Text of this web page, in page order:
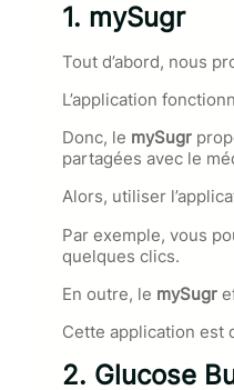
1. mySugr
Tout d’abord, nous
L’application
Donc, le mySugr
partagées avec le
Alors, utiliser
Par exemple, vous
quelques clics.
En outre, le mySugr
Cette application est
2. Glucose